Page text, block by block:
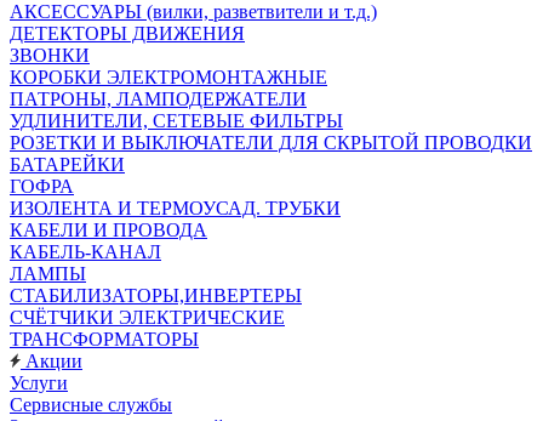
АКСЕССУАРЫ (вилки, разветвители и т.д.)
ДЕТЕКТОРЫ ДВИЖЕНИЯ
ЗВОНКИ
КОРОБКИ ЭЛЕКТРОМОНТАЖНЫЕ
ПАТРОНЫ, ЛАМПОДЕРЖАТЕЛИ
УДЛИНИТЕЛИ, СЕТЕВЫЕ ФИЛЬТРЫ
РОЗЕТКИ И ВЫКЛЮЧАТЕЛИ ДЛЯ СКРЫТОЙ ПРОВОДКИ
БАТАРЕЙКИ
ГОФРА
ИЗОЛЕНТА И ТЕРМОУСАД. ТРУБКИ
КАБЕЛИ И ПРОВОДА
КАБЕЛЬ-КАНАЛ
ЛАМПЫ
СТАБИЛИЗАТОРЫ,ИНВЕРТЕРЫ
СЧЁТЧИКИ ЭЛЕКТРИЧЕСКИЕ
ТРАНСФОРМАТОРЫ
Акции
Услуги
Сервисные службы